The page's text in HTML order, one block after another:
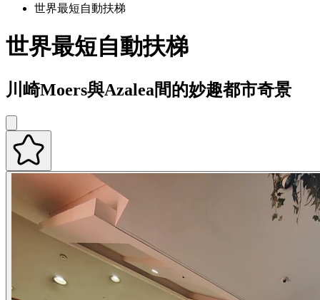
世界最短自動扶梯
世界最短自動扶梯
川崎Moers與Azalea間的妙趣都市奇景